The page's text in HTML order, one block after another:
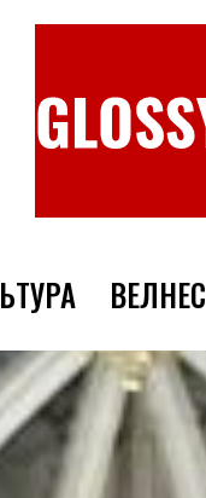
ВЕЛНЕС